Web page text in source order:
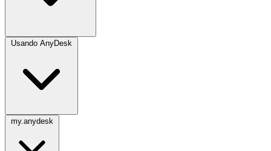
Usando AnyDesk
my.anydesk